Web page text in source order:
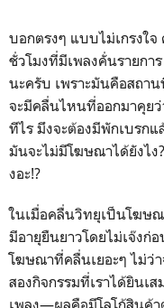
บอกตรงๆ แบบไม่เกรงใจ
ชั่วโมงที่มีเพลงคั่นรายการ
นะครับ เพราะมันคือสถา
จะมีคลื่นไหนที่ออกมาคุย
ทีไร มึงจะต้องมีพักเบรก
มันจะไม่มีโฆษณาได้ยังไง
งอะ!?
ในเมื่อคลื่นวิทยุเป็นโฆษ
มีอายุยืนยาวโดยไม่เจ๊งก่
โฆษณาที่คลื่นเยอะๆไม่ว่
สองกิจกรรมที่เราได้ยินเส
เพลง—ผลคือมีโลโก้สินค้